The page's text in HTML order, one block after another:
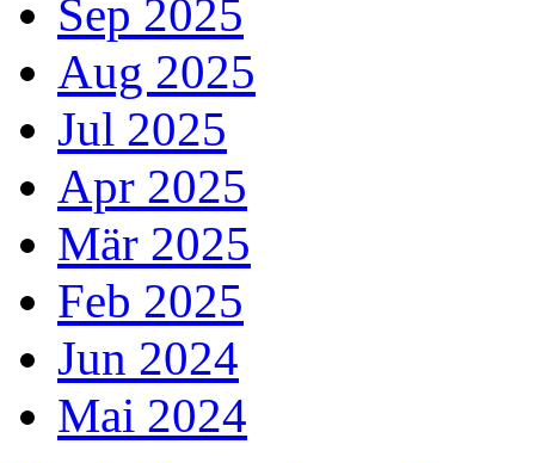
Sep 2025
Aug 2025
Jul 2025
Apr 2025
Mär 2025
Feb 2025
Jun 2024
Mai 2024